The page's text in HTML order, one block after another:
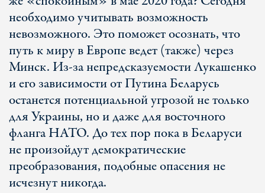
необходимо учитывать возможность
невозможного. Это поможет осознать, что
путь к миру в Европе ведет (также) через
Минск. Из-за непредсказуемости Лукашенко
и его зависимости от Путина Беларусь
останется потенциальной угрозой не только
для Украины, но и даже для восточного
фланга НАТО. До тех пор пока в Беларуси
не произойдут демократические
преобразования, подобные опасения не
исчезнут никогда.